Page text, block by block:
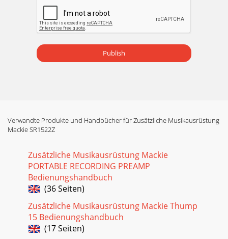
Publish
Verwandte Produkte und Handbücher für Zusätzliche Musikausrüstung
Mackie SR1522Z
Zusätzliche Musikausrüstung Mackie
PORTABLE RECORDING PREAMP
Bedienungshandbuch
(36 Seiten)
Zusätzliche Musikausrüstung Mackie Thump
15 Bedienungshandbuch
(17 Seiten)